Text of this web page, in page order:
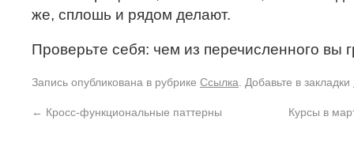
же, сплошь и рядом делают.
Проверьте себя: чем из перечисленного вы
Запись опубликована в рубрике Ссылка . Добавьте в закладки
← Кросс-функциональные паттерны Курсы в